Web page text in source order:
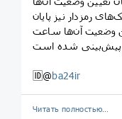
چک‌های رمزدار نیز پایان
و پایان تعیین وضعیت آن‌ها ساعت
🆔@ba24ir
Читать полностью…